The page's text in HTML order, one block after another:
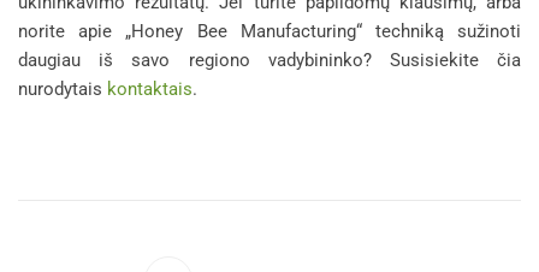
norite apie „Honey Bee Manufacturing“ techniką sužinoti
daugiau iš savo regiono vadybininko? Susisiekite čia
nurodytais kontaktais.